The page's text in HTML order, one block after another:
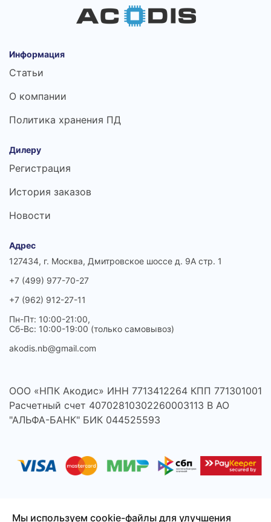
Информация
Статьи
О компании
Политика хранения ПД
Дилеру
Регистрация
История заказов
Новости
Адрес
127434, г. Москва, Дмитровское шоссе д. 9А стр. 1
+7 (499) 977-70-27
+7 (962) 912-27-11
Пн-Пт: 10:00-21:00,
Сб-Вс: 10:00-19:00 (только самовывоз)
akodis.nb@gmail.com
ООО «НПК Акодис» ИНН 7713412264 КПП 771301001
Расчетный счет 40702810302260003113 В АО
"АЛЬФА-БАНК" БИК 044525593
Мы используем cookie-файлы для улучшения